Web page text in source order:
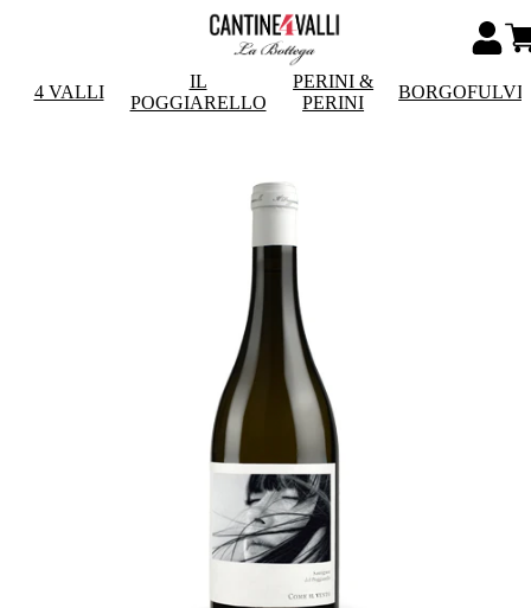
4 VALLI
IL
POGGIARELLO
PERINI &
PERINI